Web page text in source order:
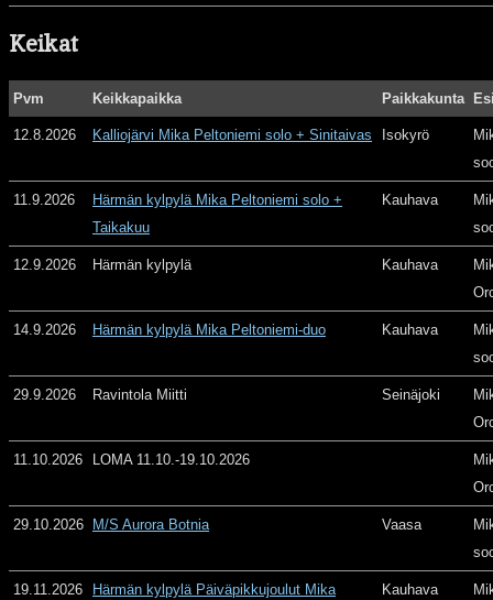
Keikat
Pvm Keikkapaikka Paikkakunta
12.8.2026 Kalliojärvi Mika Peltoniemi solo + Sinitaivas Isokyrö
11.9.2026
Härmän kylpylä Mika Peltoniemi solo +
Taikakuu
Kauhava
12.9.2026 Härmän kylpylä Kauhava
14.9.2026 Härmän kylpylä Mika Peltoniemi-duo Kauhava
29.9.2026 Ravintola Miitti Seinäjoki
11.10.2026 LOMA 11.10.-19.10.2026
29.10.2026 M/S Aurora Botnia Vaasa
19.11.2026
Härmän kylpylä Päiväpikkujoulut Mika
Kauhava